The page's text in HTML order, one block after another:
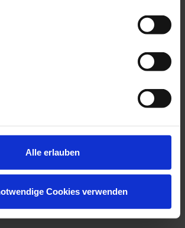
Alle erlauben
Cookies verwenden
MEHR INFO